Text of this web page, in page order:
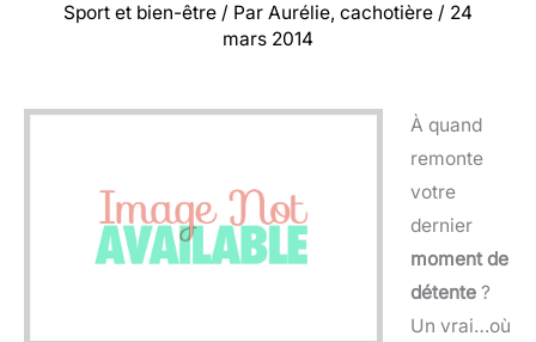
Sport et bien-être / Par Aurélie, cachotière / 24
mars 2014
À quand
remonte
votre
dernier
moment de
détente ?
Un vrai…où